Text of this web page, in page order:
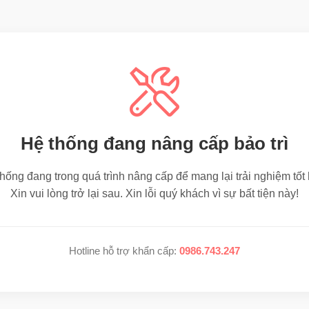
Hệ thống đang nâng cấp bảo trì
đang trong quá trình nâng cấp để mang lại trải nghiệm tốt
Xin vui lòng trở lại sau. Xin lỗi quý khách vì sự bất tiện này!
Hotline hỗ trợ khẩn cấp: 0986.743.247